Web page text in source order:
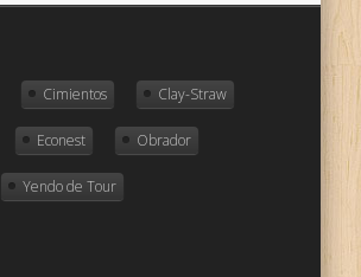
Cimientos Clay-Straw
Econest Obrador
Yendo de Tour